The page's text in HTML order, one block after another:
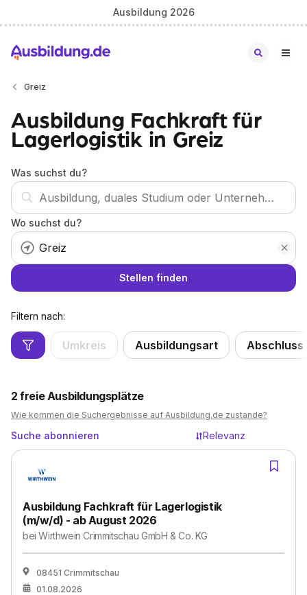
Ausbildung 2026
Greiz
Ausbildung Fachkraft für
Lagerlogistik in Greiz
Was suchst du?
Wo suchst du?
Stellen finden
Filtern nach:
Umkreis Ausbildungsart Abschluss
2 freie Ausbildungsplätze
Wie kommen die Suchergebnisse auf Ausbildung.de zustande?
Suche abonnieren Relevanz
Ausbildung Fachkraft für Lagerlogistik
(m/w/d) - ab August 2026
beiWirthwein Crimmitschau GmbH & Co. KG
08451 Crimmitschau
01.08.2026